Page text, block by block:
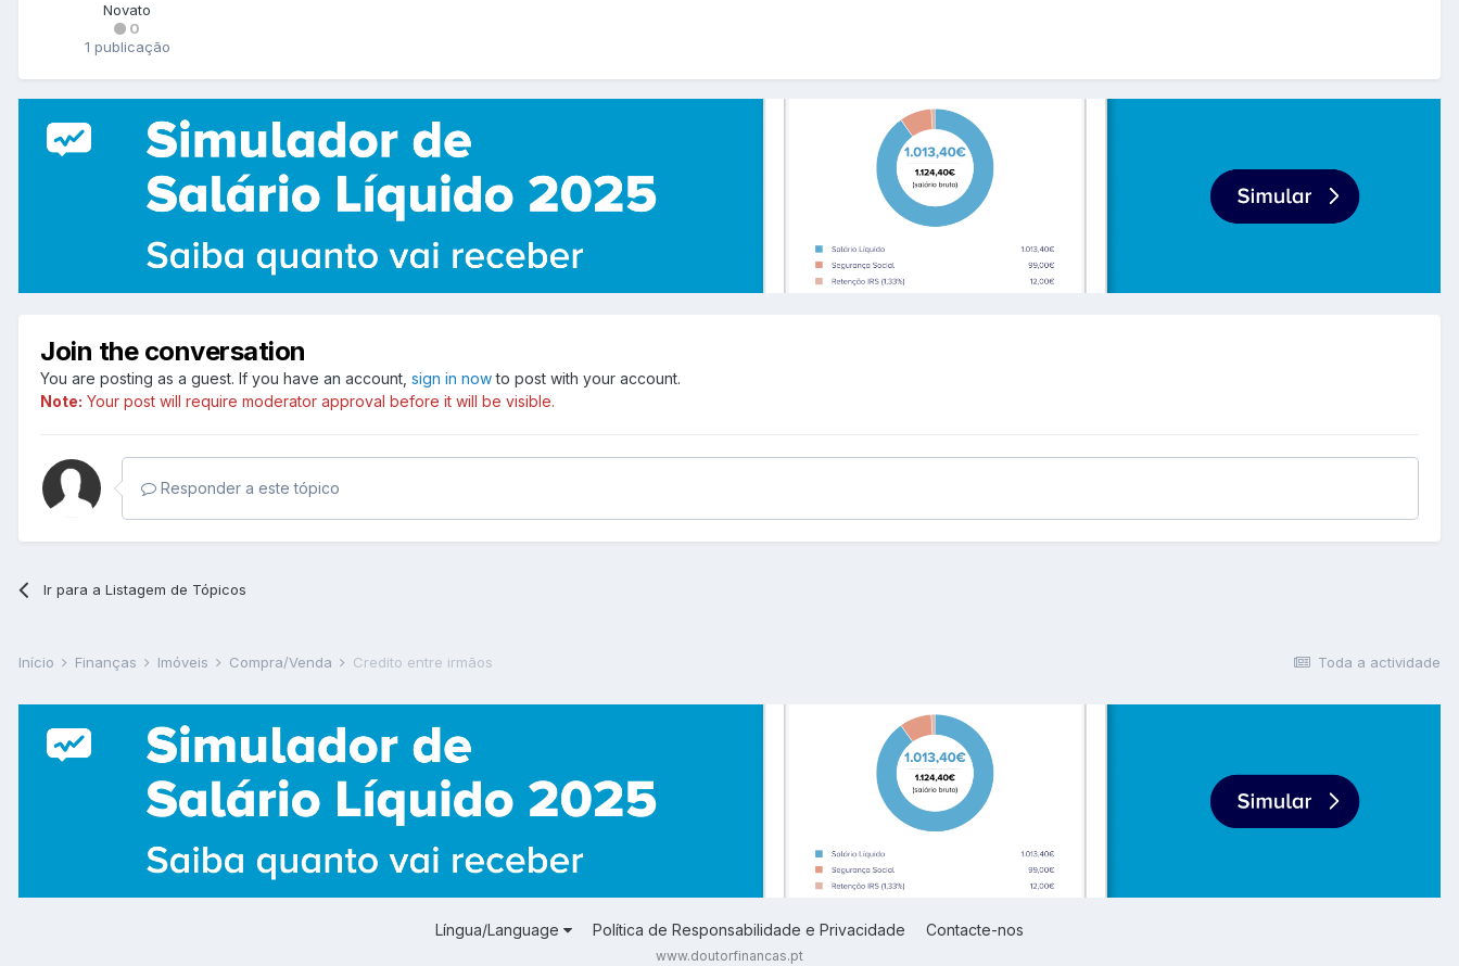
Novato
0
1 publicação
Join the conversation
You are posting as a guest. If you have an account, sign in nowto post with your account.
Note: Your post will require moderator approval before it will be visible.
Responder a este tópico
Ir para a Listagem de Tópicos
Toda a actividade
Início Finanças Imóveis Compra/Venda Credito entre irmãos
Língua/Language Política de Responsabilidade e Privacidade Contacte-nos
www.doutorfinancas.pt